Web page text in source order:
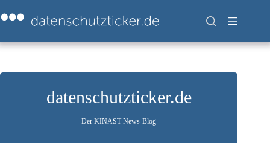
Inhalt
springen
datenschutzticker.de
Der KINAST News-Blog